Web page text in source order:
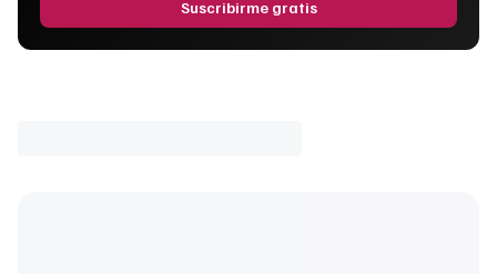
Suscribirme gratis